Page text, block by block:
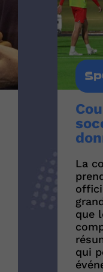
La
que
qui